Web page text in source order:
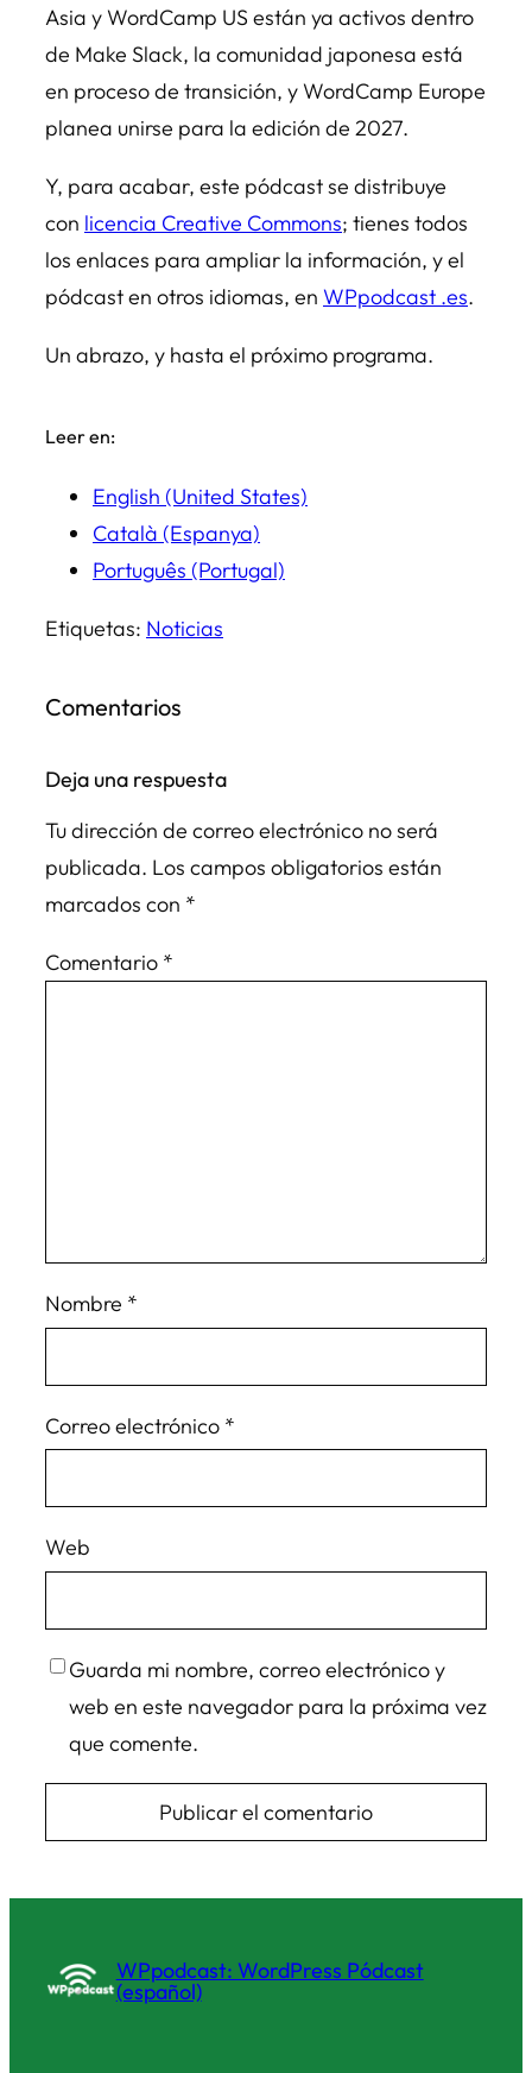
Asia y WordCamp US están ya activos dentro
de Make Slack, la comunidad japonesa está
en proceso de transición, y WordCamp Europe
planea unirse para la edición de 2027.
Y, para acabar, este pódcast se distribuye
con licencia Creative Commons; tienes todos
los enlaces para ampliar la información, y el
pódcast en otros idiomas, en WPpodcast .es.
Un abrazo, y hasta el próximo programa.
Leer en:
English (United States)
Català (Espanya)
Português (Portugal)
Etiquetas: Noticias
Comentarios
Deja una respuesta
Tu dirección de correo electrónico no será
publicada. Los campos obligatorios están
marcados con *
Comentario *
Nombre *
Correo electrónico *
Web
Guarda mi nombre, correo electrónico y
web en este navegador para la próxima vez
que comente.
WPpodcast: WordPress Pódcast
(español)